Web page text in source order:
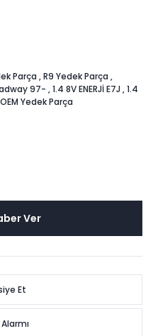
Parça ,R9 Yedek Parça ,
97- ,1.4 8V ENERJİ E7J,1.4
OEM Yedek Parça
Ver
Et